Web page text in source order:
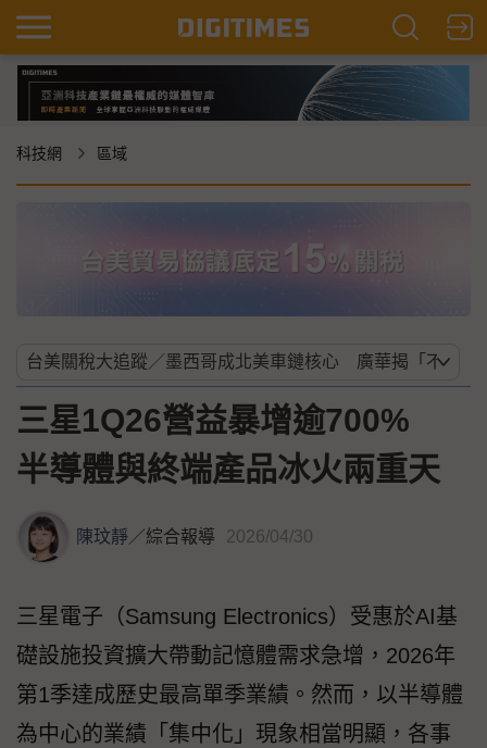
科技網 區域
三星1Q26營益暴增逾700%
半導體與終端產品冰火兩重天
陳玟靜／綜合報導 2026/04/30
三星電子（Samsung Electronics）受惠於AI基
礎設施投資擴大帶動記憶體需求急增，2026年
第1季達成歷史最高單季業績。然而，以半導體
為中心的業績「集中化」現象相當明顯，各事